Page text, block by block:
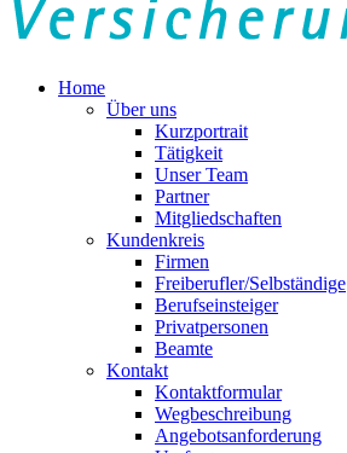
Home
Über uns
Kurzportrait
Tätigkeit
Unser Team
Partner
Mitgliedschaften
Kundenkreis
Firmen
Freiberufler/Selbständige
Berufseinsteiger
Privatpersonen
Beamte
Kontakt
Kontaktformular
Wegbeschreibung
Angebotsanforderung